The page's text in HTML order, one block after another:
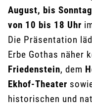
August, bis
von 10 bis 18 Uhr
Die Präsentation
Erbe Gothas näher
Friedenstein, dem
Ekhof-Theater
historischen und